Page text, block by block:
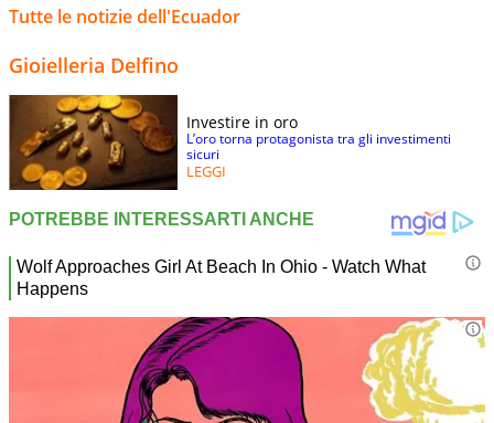
Tutte le notizie dell'Ecuador
Gioielleria Delfino
Investire in oro
L’oro torna protagonista tra gli investimenti
sicuri
LEGGI